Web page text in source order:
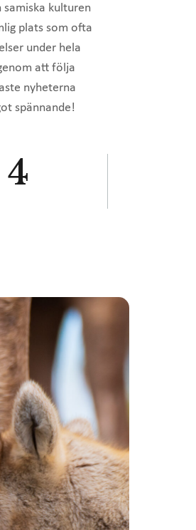
samiska kulturen
plats som ofta
under hela
att följa
nyheterna
spännande!
4